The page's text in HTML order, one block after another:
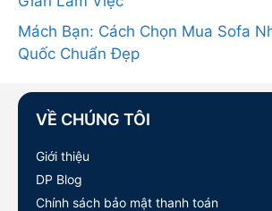
Mách Bạn: Cách Chọn Mua Sofa
Quốc Chuẩn Đẹp
VỀ CHÚNG TÔI
Giới thiệu
DP Blog
Chính sách bảo mật thanh toán